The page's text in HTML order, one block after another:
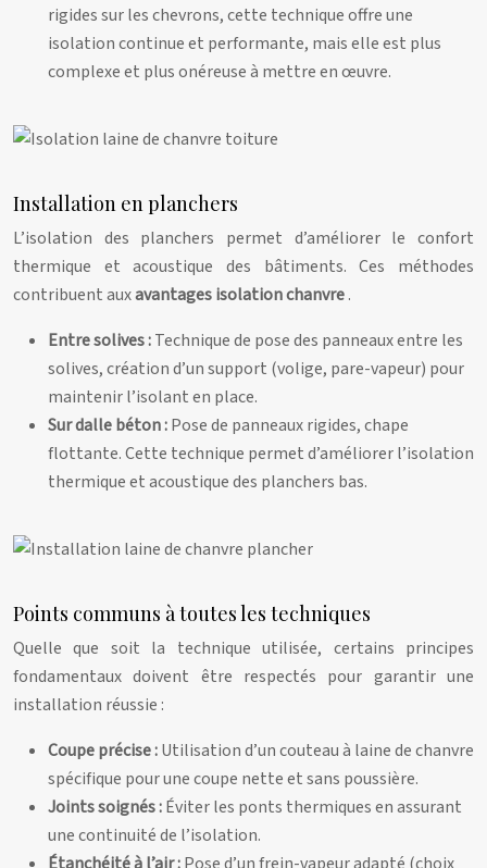
rigides sur les chevrons, cette technique offre une
isolation continue et performante, mais elle est plus
complexe et plus onéreuse à mettre en œuvre.
Installation en planchers
L’isolation des planchers permet d’améliorer le confort
thermique et acoustique des bâtiments. Ces méthodes
contribuent auxavantages isolation chanvre.
Entre solives :Technique de pose des panneaux entre les
solives, création d’un support (volige, pare-vapeur) pour
maintenir l’isolant en place.
Sur dalle béton :Pose de panneaux rigides, chape
flottante. Cette technique permet d’améliorer l’isolation
thermique et acoustique des planchers bas.
Points communs à toutes les techniques
Quelle que soit la technique utilisée, certains principes
fondamentaux doivent être respectés pour garantir une
installation réussie :
Coupe précise :Utilisation d’un couteau à laine de chanvre
spécifique pour une coupe nette et sans poussière.
Joints soignés :Éviter les ponts thermiques en assurant
une continuité de l’isolation.